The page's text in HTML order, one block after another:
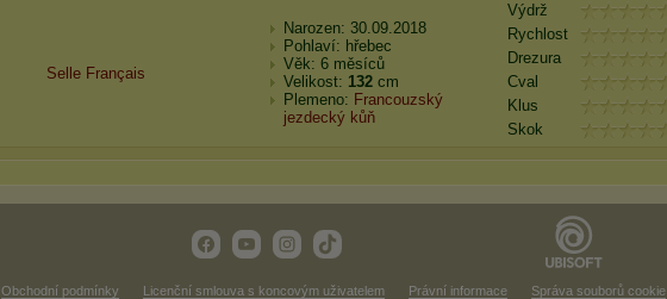
Selle Français
Narozen: 30.09.2018
Pohlaví: hřebec
Věk: 6 měsíců
Velikost: 132 cm
Plemeno: Francouzský
jezdecký kůň
Výdrž
Rychlost
Drezura
Cval
Klus
Skok
Obchodní podmínky Licenční smlouva s koncovým uživatelem Právní informace Správa souborů cookie